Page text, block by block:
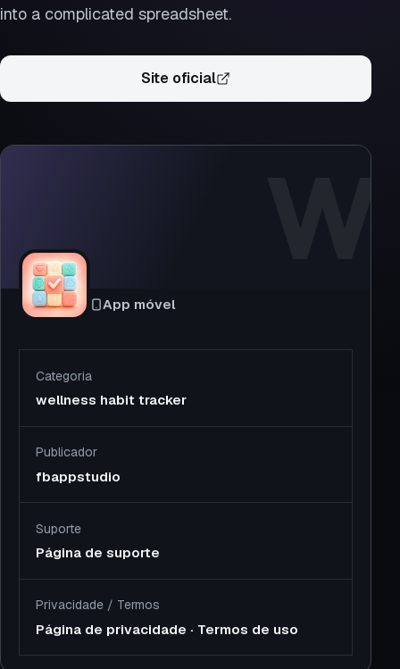
into a complicated spreadsheet.
Site oficial
App móvel
Categoria
wellness habit tracker
Publicador
fbappstudio
Suporte
Página de suporte
Privacidade / Termos
Página de privacidade · Termos de uso